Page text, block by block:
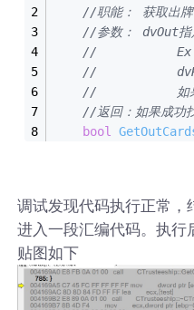
//职能： 获取出牌
//参数： dvOut指
//
//
//
//返回：如果成功
bool
调试发现代码执行正常，
进入一段汇编代码。执行
贴图如下